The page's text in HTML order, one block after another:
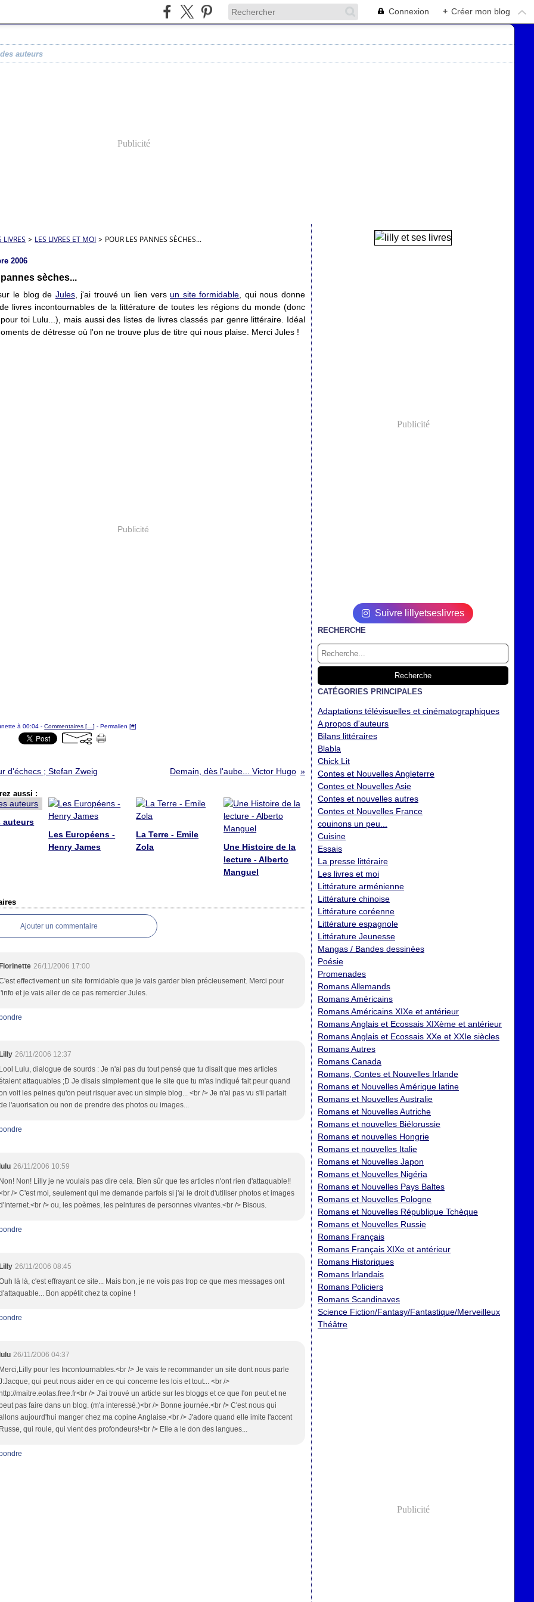
Connexion + Créer mon blog
auteurs
Publicité
LIVRES > LES LIVRES ET MOI > POUR LES PANNES SÈCHES...
2006
sèches...
le blog de Jules, j'ai trouvé un lien versun site formidable , qui nous donne
livres incontournables de la littérature de toutes les régions du monde (donc
toi Lulu...), mais aussi des listes de livres classés par genre littéraire. Idéal
de détresse où l'on ne trouve plus de titre qui nous plaise. Merci Jules !
Publicité
à 00:04 -Commentaires [ …] - Permalien [#]
d'échecs ; Stefan Zweig Demain, dès l'aube... Victor Hugo
aussi :
auteurs
Les Européens -
Henry James
La Terre - Emile
Zola
Une Histoire de la
lecture - Alberto
Manguel
Ajouter un commentaire
26/11/2006 17:00
effectivement un site formidable que je vais garder bien précieusement. Merci pour
et je vais aller de ce pas remercier Jules.
26/11/2006 12:37
Lulu, dialogue de sourds : Je n'ai pas du tout pensé que tu disait que mes articles
attaquables ;D Je disais simplement que le site que tu m'as indiqué fait peur quand
voit les peines qu'on peut risquer avec un simple blog... <br /> Je n'ai pas vu s'il parlait
l'auorisation ou non de prendre des photos ou images...
26/11/2006 10:59
Non! Lilly je ne voulais pas dire cela. Bien sûr que tes articles n'ont rien d'attaquable!!
/> C'est moi, seulement qui me demande parfois si j'ai le droit d'utiliser photos et images
/> ou, les poèmes, les peintures de personnes vivantes.<br /> Bisous.
26/11/2006 08:45
là là, c'est effrayant ce site... Mais bon, je ne vois pas trop ce que mes messages ont
Bon appétit chez ta copine !
26/11/2006 04:37
pour les Incontournables.<br /> Je vais te recommander un site dont nous parle
qui peut nous aider en ce qui concerne les lois et tout... <br />
maitre.eolas.free.fr<br /> J'ai trouvé un article sur les bloggs et ce que l'on peut et ne
pas faire dans un blog. (m'a interessé.)<br /> Bonne journée.<br /> C'est nous qui
aujourd'hui manger chez ma copine Anglaise.<br /> J'adore quand elle imite l'accent
qui roule, qui vient des profondeurs!<br /> Elle a le don des langues...
Publicité
Suivre lillyetseslivres
RECHERCHE
CATÉGORIES PRINCIPALES
Adaptations télévisuelles et cinématographiques
A propos d'auteurs
Bilans littéraires
Blabla
Chick Lit
Contes et Nouvelles Angleterre
Contes et Nouvelles Asie
Contes et nouvelles autres
Contes et Nouvelles France
couinons un peu...
Cuisine
Essais
La presse littéraire
Les livres et moi
Littérature arménienne
Littérature chinoise
Littérature coréenne
Littérature espagnole
Littérature Jeunesse
Mangas / Bandes dessinées
Poésie
Promenades
Romans Allemands
Romans Américains
Romans Américains XIXe et antérieur
Romans Anglais et Ecossais XIXème et antérieur
Romans Anglais et Ecossais XXe et XXIe siècles
Romans Autres
Romans Canada
Romans, Contes et Nouvelles Irlande
Romans et Nouvelles Amérique latine
Romans et Nouvelles Australie
Romans et Nouvelles Autriche
Romans et nouvelles Biélorussie
Romans et nouvelles Hongrie
Romans et nouvelles Italie
Romans et Nouvelles Japon
Romans et Nouvelles Nigéria
Romans et Nouvelles Pays Baltes
Romans et Nouvelles Pologne
Romans et Nouvelles République Tchèque
Romans et Nouvelles Russie
Romans Français
Romans Français XIXe et antérieur
Romans Historiques
Romans Irlandais
Romans Policiers
Romans Scandinaves
Science Fiction/Fantasy/Fantastique/Merveilleux
Théâtre
Publicité